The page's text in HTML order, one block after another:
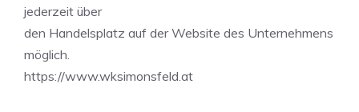
jederzeit über
den Handelsplatz auf der Website des Unternehmens
möglich.
https://www.wksimonsfeld.at